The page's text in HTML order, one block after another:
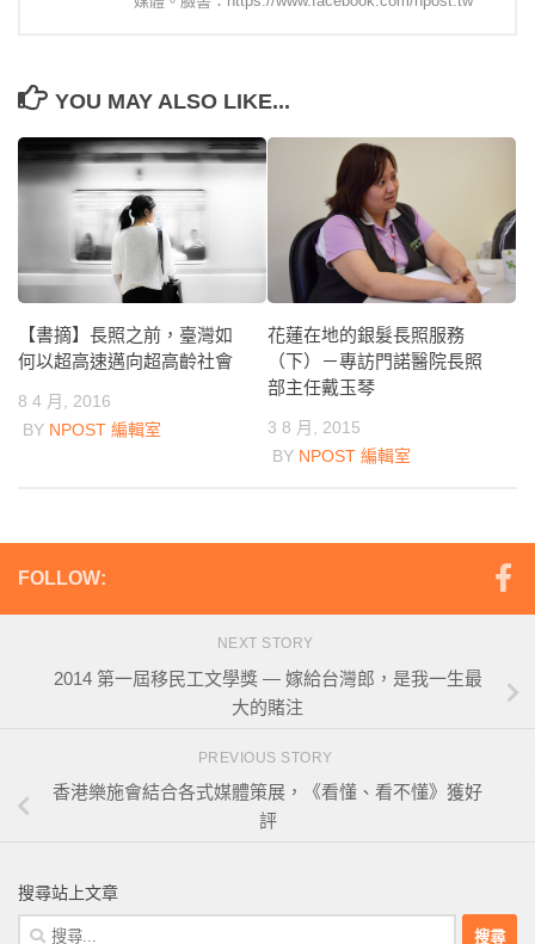
YOU MAY ALSO LIKE...
【書摘】長照之前，臺灣如
何以超高速邁向超高齡社會
8 4 月, 2016
BY NPOST 編輯室
花蓮在地的銀髮長照服務
（下）－專訪門諾醫院長照
部主任戴玉琴
3 8 月, 2015
BY NPOST 編輯室
FOLLOW:
NEXT STORY
2014 第一屆移民工文學獎 — 嫁給台灣郎，是我一生最
大的賭注
PREVIOUS STORY
香港樂施會結合各式媒體策展，《看懂、看不懂》獲好
評
搜尋站上文章
搜